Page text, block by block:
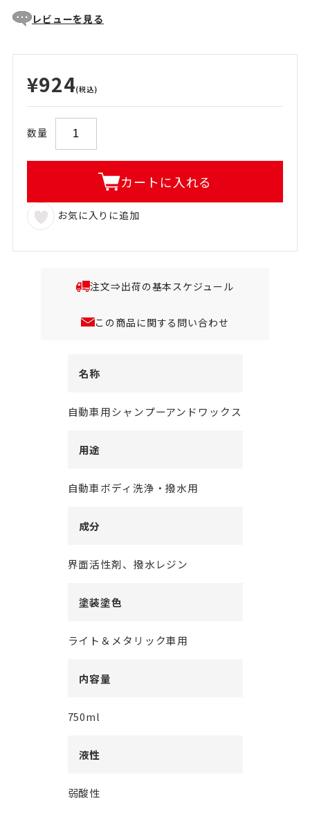
レビューを見る
¥924(税込)
数量
カートに入れる
お気に入りに追加
注文⇒出荷の基本スケジュール
この商品に関する問い合わせ
名称
自動車用シャンプーアンドワックス
用途
自動車ボディ洗浄・撥水用
成分
界面活性剤、撥水レジン
塗装塗色
ライト＆メタリック車用
内容量
750ml
液性
弱酸性